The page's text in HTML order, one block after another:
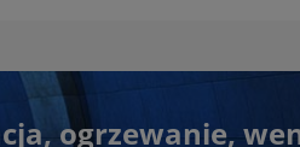
ogrzewanie,